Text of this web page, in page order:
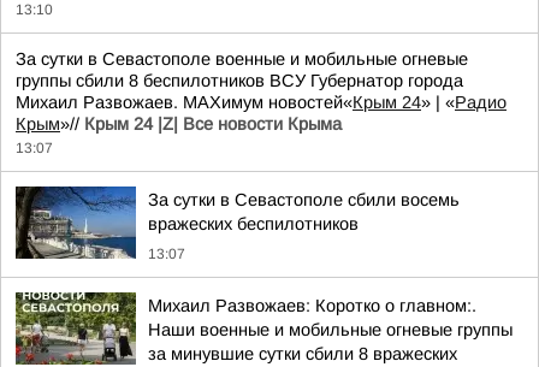
13:10
За сутки в Севастополе военные и мобильные огневые
группы сбили 8 беспилотников ВСУ Губернатор города
Михаил Развожаев. MAXимум новостей«Крым 24» | «Радио
Крым»// Крым 24 |Z| Все новости Крыма
13:07
За сутки в Севастополе сбили восемь
вражеских беспилотников
13:07
Михаил Развожаев: Коротко о главном:.
Наши военные и мобильные огневые группы
за минувшие сутки сбили 8 вражеских